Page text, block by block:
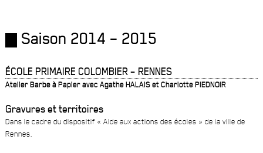
Saison 2014 – 2015
ÉCOLE PRIMAIRE COLOMBIER – RENNES
Atelier Barbe à Papier avec Agathe HALAIS et Charlotte PIEDNOIR
Gravures et territoires
Dans le cadre du dispositif « Aide aux actions des écoles » de la ville de
Rennes.